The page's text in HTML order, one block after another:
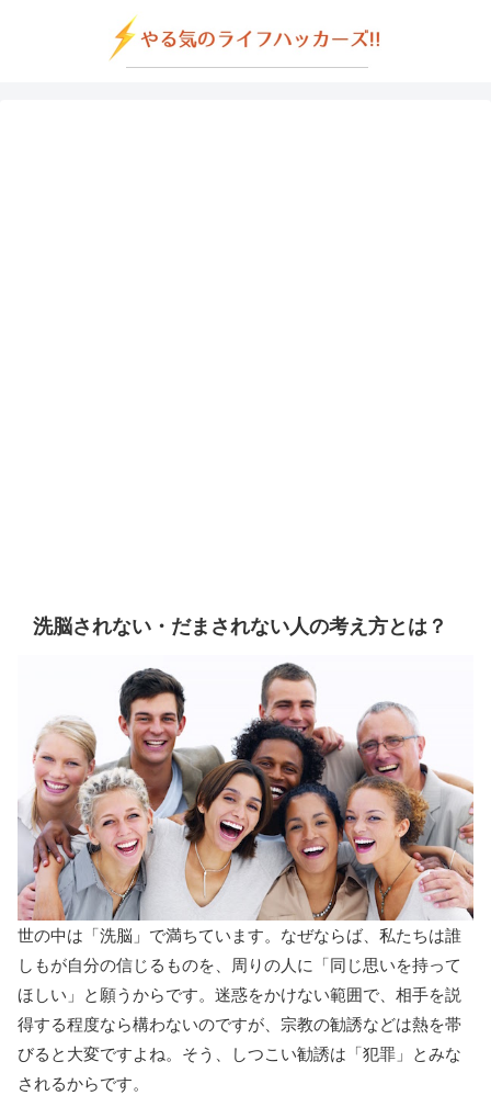
洗脳されない・だまされない人の考え方とは？
世の中は「洗脳」で満ちています。なぜならば、私たちは誰
しもが自分の信じるものを、周りの人に「同じ思いを持って
ほしい」と願うからです。迷惑をかけない範囲で、相手を説
得する程度なら構わないのですが、宗教の勧誘などは熱を帯
びると大変ですよね。そう、しつこい勧誘は「犯罪」とみな
されるからです。